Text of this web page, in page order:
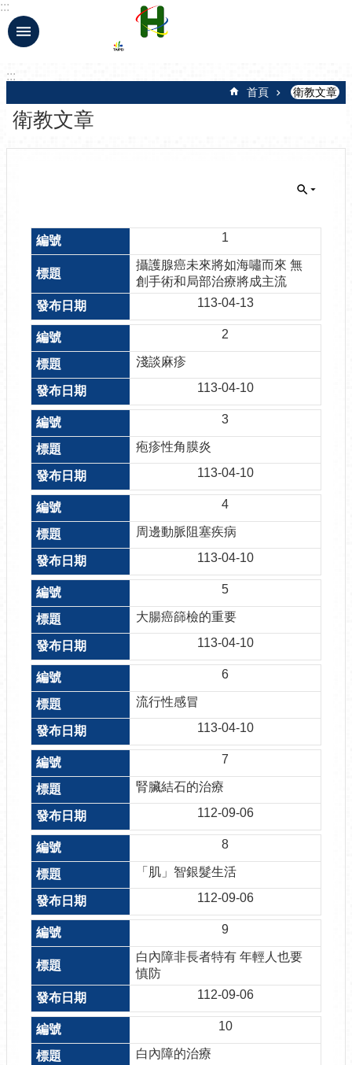
跳到主要內容區塊
:::
:::
首頁 衛教文章
衛教文章
1
攝護腺癌未來將如海嘯而來 無
創手術和局部治療將成主流
113-04-13
2
淺談麻疹
113-04-10
3
疱疹性角膜炎
113-04-10
4
周邊動脈阻塞疾病
113-04-10
5
大腸癌篩檢的重要
113-04-10
6
流行性感冒
113-04-10
7
腎臟結石的治療
112-09-06
8
「肌」智銀髮生活
112-09-06
9
白內障非長者特有 年輕人也要
慎防
112-09-06
10
白內障的治療